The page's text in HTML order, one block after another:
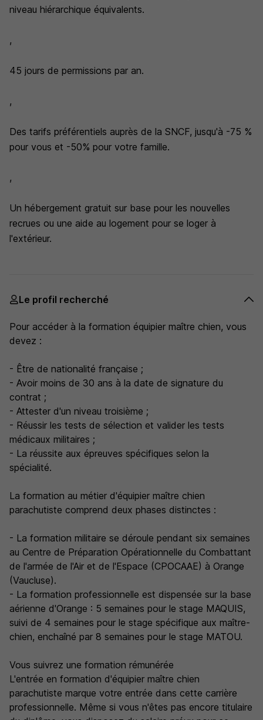
niveau hiérarchique équivalents.
,
45 jours de permissions par an.
,
Des tarifs préférentiels auprès de la SNCF, jusqu'à -75 %
pour vous et -50% pour votre famille.
,
Un hébergement gratuit sur base pour les nouvelles
recrues ou une aide au logement pour se loger à
l'extérieur.
Le profil recherché
Pour accéder à la formation équipier maître chien, vous
devez :
- Être de nationalité française ;
- Avoir moins de 30 ans à la date de signature du
contrat ;
- Attester d'un niveau troisième ;
- Réussir les tests de sélection et valider les tests
médicaux militaires ;
- La réussite aux épreuves spécifiques selon la
spécialité.
La formation au métier d'équipier maître chien
parachutiste comprend deux phases distinctes :
- La formation militaire se déroule pendant six semaines
au Centre de Préparation Opérationnelle du Combattant
de l'armée de l'Air et de l'Espace (CPOCAAE) à Orange
(Vaucluse).
- La formation professionnelle est dispensée sur la base
aérienne d'Orange : 5 semaines pour le stage MAQUIS,
suivi de 4 semaines pour le stage spécifique aux maître-
chien, enchaîné par 8 semaines pour le stage MATOU.
Vous suivrez une formation rémunérée
L'entrée en formation d'équipier maître chien
parachutiste marque votre entrée dans cette carrière
professionnelle. Même si vous n'êtes pas encore titulaire